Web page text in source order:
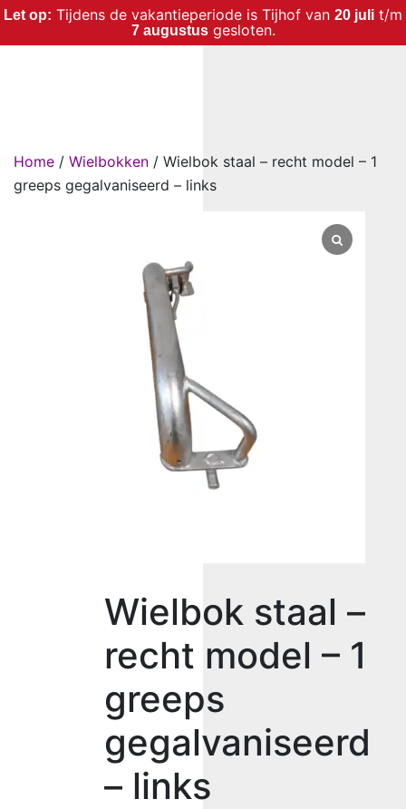
Let op: Tijdens de vakantieperiode is Tijhof van 20 juli t/m
7 augustusgesloten.
Home / Wielbokken / Wielbok staal – recht model – 1
greeps gegalvaniseerd – links
Wielbok staal –
recht model – 1
greeps
gegalvaniseerd
– links